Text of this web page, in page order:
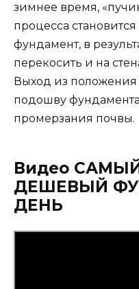
зимнее время,
процесса
фундамент, в
перекосить и на
Выход из положения
подошву
промерзания почвы.
Видео
ДЕШЕВЫЙ
ДЕНЬ